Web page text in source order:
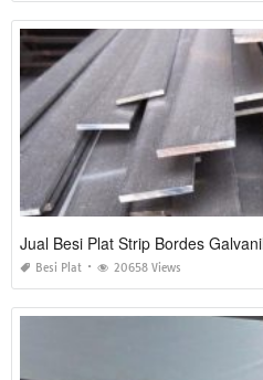
Jual Besi Plat Strip Bordes
Besi Plat 20658 Views